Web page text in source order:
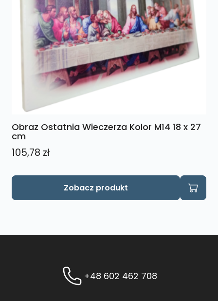
Obraz Ostatnia Wieczerza Kolor M14 18 x 27
cm
105,78 zł
Zobacz produkt
+48 602 462 708